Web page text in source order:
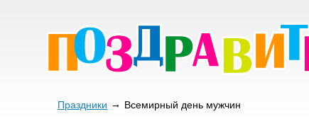
Праздники Всемирный день мужчин